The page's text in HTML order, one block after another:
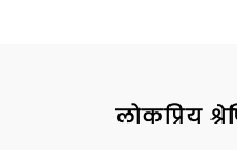
लोकप्रिय